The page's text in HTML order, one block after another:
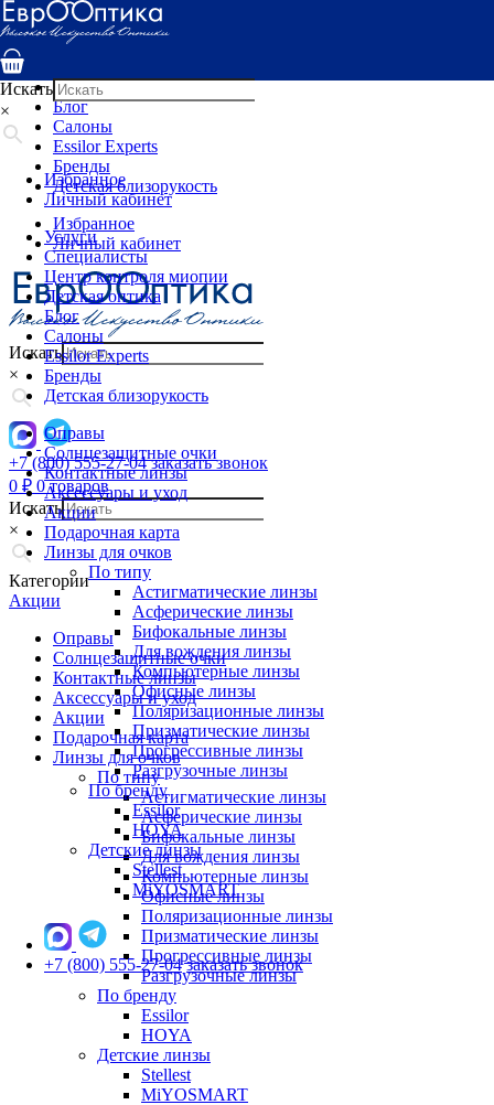
Услуги
Специалисты
Детская оптика
Блог
Салоны
Essilor Experts
Бренды
Детская близорукость
Избранное
Личный кабинет
Искать
×
+7 (800) 555-27-04 заказать звонок
0 ₽ 0 товаров
Искать
×
Категории
Акции
Оправы
Солнцезащитные очки
Контактные линзы
Аксессуары и уход
Акции
Подарочная карта
Линзы для очков
По типу
Астигматические линзы
Асферические линзы
Бифокальные линзы
Для вождения линзы
Компьютерные линзы
Офисные линзы
Поляризационные линзы
Призматические линзы
Прогрессивные линзы
Разгрузочные линзы
По бренду
Essilor
HOYA
Детские линзы
Stellest
MiYOSMART
Искать
×
Избранное
Личный кабинет
Услуги
Специалисты
Центр контроля миопии
Детская оптика
Блог
Салоны
Essilor Experts
Бренды
Детская близорукость
Оправы
Солнцезащитные очки
Контактные линзы
Аксессуары и уход
Акции
Подарочная карта
Линзы для очков
По типу
Астигматические линзы
Асферические линзы
Бифокальные линзы
Для вождения линзы
Компьютерные линзы
Офисные линзы
Поляризационные линзы
Призматические линзы
Прогрессивные линзы
Разгрузочные линзы
По бренду
Essilor
HOYA
Детские линзы
Stellest
MiYOSMART
+7 (800) 555-27-04 заказать звонок